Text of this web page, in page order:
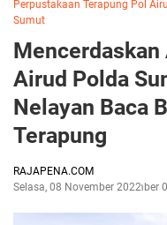
Perpustakaan Terapung Pol
Sumut
Mencerdaskan
Airud Polda
Nelayan Baca
Terapung
RAJAPENA.COM
Selasa, 08 November 2022
November